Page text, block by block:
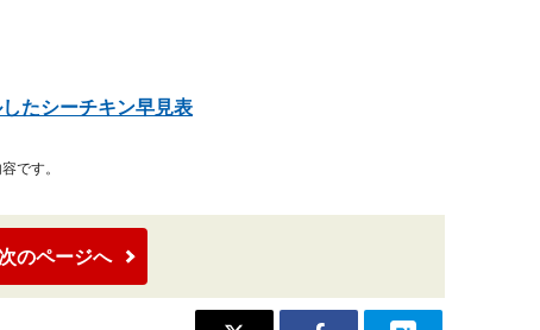
たシーチキン早見表
です。
次のページへ